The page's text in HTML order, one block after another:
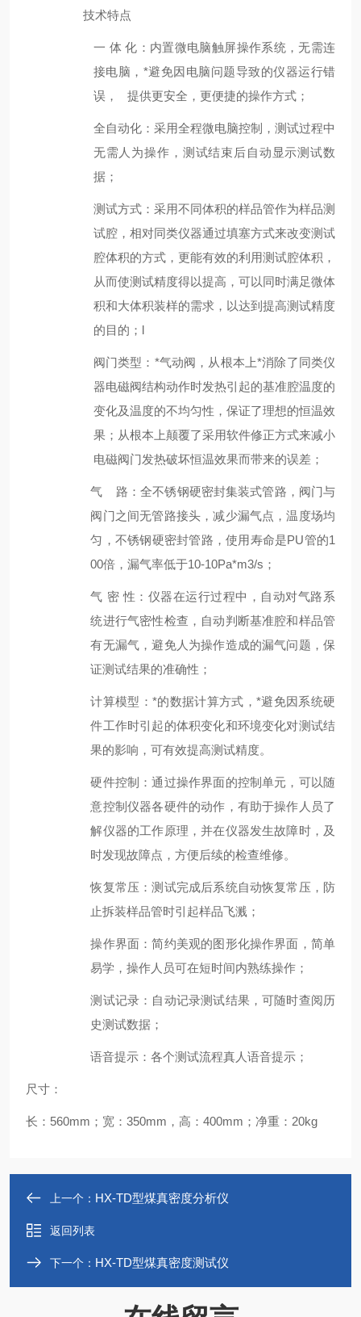
技术特点
一 体 化：内置微电脑触屏操作系统，无需连
接电脑，*避免因电脑问题导致的仪器运行错
误，
提供更安全，更便捷的操作方式；
全自动化：采用全程微电脑控制，测试过程中
无需人为操作，测试结束后自动显示测试数
据；
测试方式： 采用不同体积的样品管作为样品测
试腔，相对同类仪器通过填塞方式来改变测试
腔体积的方式， 更能有效的利用测试腔体积 ，
从而使测试精度得以提高，可以同时满足微体
积和大体积装样的需求，以达到提高测试精度
的目的；l
阀门类型 ：*气动阀，从根本上*消除了同类仪
器电磁阀结构动作时发热引起的基准腔温度的
变化及温度的不均匀性，保证了理想的恒温效
果；从根本上颠覆了采用软件修正方式来减小
电磁阀门发热破坏恒温效果而带来的误差；
气 路：全不锈钢硬密封集装式管路 ，阀门与
阀门之间无管路接头，减少漏气点，温度场均
匀 ，不锈钢硬密封管路，使用寿命是PU管的1
00倍，漏气率低于10-10Pa*m3/s ；
气 密 性 ：仪器在运行过程中，自动对气路系
统进行气密性检查，自动判断基准腔和样品管
有无漏气，避免人为操作造成的漏气问题，保
证测试结果的准确性 ；
计算模型：*的数据计算方式，*避免因系统硬
件工作时引起的体积变化和环境变化对测试结
果的影响，可有效提高测试精度。
硬件控制：通过操作界面的控制单元，可以随
意控制仪器各硬件的动作，有助于操作人员了
解仪器的工作原理，并在仪器发生故障时，及
时发现故障点，方便后续的检查维修。
恢复常压：测试完成后系统自动恢复常压，防
止拆装样品管时引起样品飞溅；
操作界面：简约美观的图形化操作界面， 简单
易学，操作人员可在短时间内熟练操作 ；
测试记录 ：自动记录测试结果，可随时查阅历
史测试数据；
语音提示 ：各个测试流程真人语音提示；
尺寸：
长：560mm；宽：350mm，高：400mm；净重：20kg
上一个： HX-TD型煤真密度分析仪
返回列表
下一个： HX-TD型煤真密度测试仪